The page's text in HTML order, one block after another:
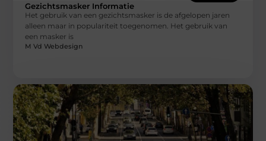
Gezichtsmasker Informatie
Het gebruik van een gezichtsmasker is de afgelopen jaren
alleen maar in populariteit toegenomen. Het gebruik van
een masker is
M Vd Webdesign